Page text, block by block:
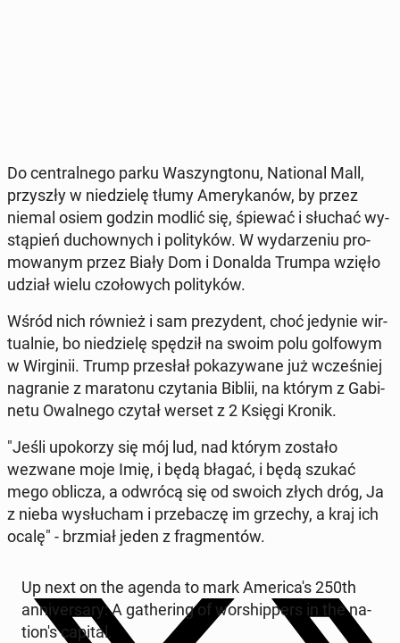
Do cen­tral­ne­go parku Wa­szyng­to­nu, Na­tio­nal Mall,
przy­szły w nie­dzie­lę tłumy Ame­ry­ka­nów, by przez
niemal osiem godzin modlić się, śpiewać i słuchać wy­
stą­pień du­chow­nych i po­li­ty­ków. W wy­da­rze­niu pro­
mo­wa­nym przez Biały Dom i Donalda Trumpa wzięło
udział wielu czo­ło­wych po­li­ty­ków.
Wśród nich również i sam pre­zy­dent, choć jedynie wir­
tu­al­nie, bo nie­dzie­lę spędził na swoim polu gol­fo­wym
w Wir­gi­nii. Trump prze­słał po­ka­zy­wa­ne już wcze­śniej
na­gra­nie z ma­ra­to­nu czy­ta­nia Biblii, na którym z Ga­bi­
ne­tu Owal­ne­go czytał werset z 2 Księgi Kronik.
"Jeśli upo­ko­rzy się mój lud, nad którym zostało
wezwane moje Imię, i będą błagać, i będą szukać
mego oblicza, a odwrócą się od swoich złych dróg, Ja
z nieba wy­słu­cham i prze­ba­czę im grzechy, a kraj ich
ocalę" - brzmiał jeden z frag­men­tów.
Up next on the agenda to mark Ame­ri­ca­'s 250th
an­ni­ver­sa­ry: A ga­the­ring of wor­ship­pers in the na­
tio­n's capital.